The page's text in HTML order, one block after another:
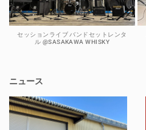
セッションライブ バンドセットレンタ
ル @SASAKAWA WHISKY
ニュース